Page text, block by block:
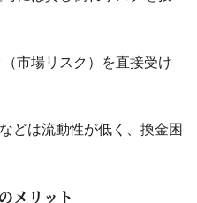
市場リスク）を直接受け
どは流動性が低く、換金困
メリット